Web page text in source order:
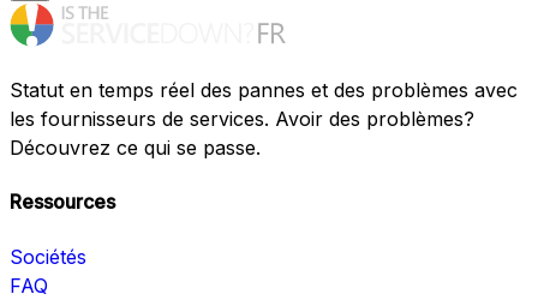
Statut en temps réel des pannes et des problèmes avec
les fournisseurs de services. Avoir des problèmes?
Découvrez ce qui se passe.
Ressources
Sociétés
FAQ